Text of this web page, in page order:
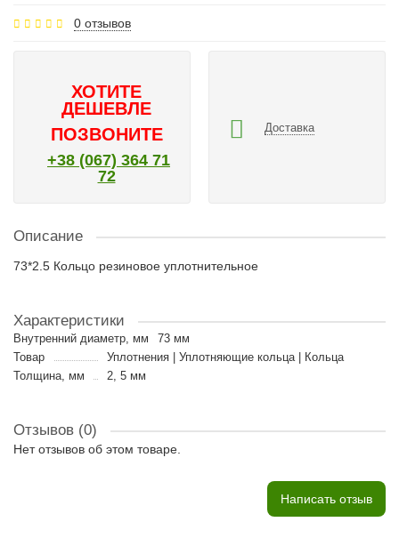
0 отзывов
ХОТИТЕ
ДЕШЕВЛЕ
ПОЗВОНИТЕ
+38 (067) 364 71
72
Доставка
Описание
73*2.5 Кольцо резиновое уплотнительное
Характеристики
Внутренний диаметр, мм
73 мм
Товар
Уплотнения | Уплотняющие кольца | Кольца
Толщина, мм
2, 5 мм
Отзывов (0)
Нет отзывов об этом товаре.
Написать отзыв